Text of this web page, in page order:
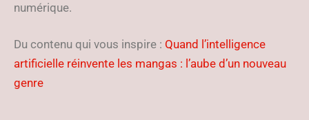
numérique.
Du contenu qui vous inspire : Quand l’intelligence
artificielle réinvente les mangas : l’aube d’un nouveau
genre